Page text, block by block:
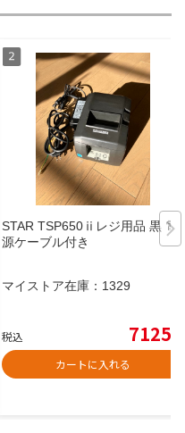
STAR TSP650ⅱレジ用品 黒 電
源ケーブル付き
マイストア在庫： 1329
税込 7125
カートに入れる